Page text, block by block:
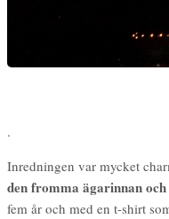
.
Inredningen var mycket
den fromma ägarinnan
fem år och med en t-shirt